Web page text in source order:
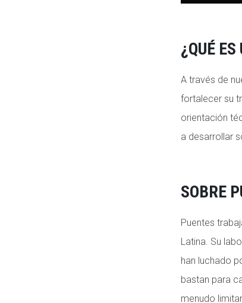
¿QUÉ
A través de
fortalecer su
orientación
a desarrollar
SOBRE
Puentes
Latina. Su
han luchado
bastan para
menudo